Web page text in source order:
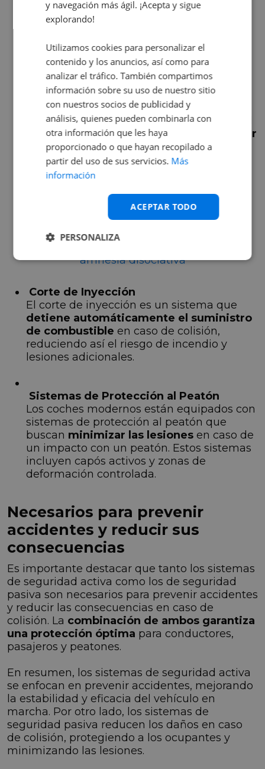
Airbags
Los airbags se inflan en caso de un golpe
significativo y
impacto
, protegiendo a los ocupantes del
vehículo. Asegúrate de que los airbags
estén en buen estado y revisa cualquier
indicador de fallos.
Sistemas de Retención Infantil (ISOFIX)
Los sistemas de retención infantil, como el
ISOFIX, son fundamentales para
garantizar
la seguridad de los más pequeños
coche. Asegúrate de utilizar una silla de
coche adecuada a su edad y peso,
instrucciones del fabricante.
Si quieres más sobre seguridad infantil,
amnesia disociativa
Corte de Inyección
El corte de inyección es un sistema que
detiene automáticamente el suministro
de combustible en caso de colisión,
reduciendo así el riesgo de incendio y
lesiones adicionales.
Sistemas de Protección al Peatón
Los coches modernos están equipados con
sistemas de protección al peatón que
buscan minimizar las lesiones en caso de
un impacto con un peatón. Estos sistemas
incluyen capós activos y zonas de
deformación controlada.
Necesarios para prevenir
accidentes y reducir sus
consecuencias
Es importante destacar que tanto los sistemas
de seguridad activa como los de seguridad
pasiva son necesarios para prevenir accidentes
y reducir las consecuencias en caso de
colisión. La combinación de ambos garantiza
una protección óptima para conductores,
pasajeros y peatones.
En resumen, los sistemas de seguridad activa
se enfocan en prevenir accidentes, mejorando
la estabilidad y eficacia del vehículo en
marcha. Por otro lado, los sistemas de
seguridad pasiva reducen los daños en caso
de colisión, protegiendo a los ocupantes y
minimizando las lesiones.
y navegación más ágil. ¡Acepta y sigue
explorando!
Utilizamos cookies para personalizar el
contenido y los anuncios, así como para
analizar el tráfico. También compartimos
información sobre su uso de nuestro sitio
con nuestros socios de publicidad y
análisis, quienes pueden combinarla con
otra información que les haya
proporcionado o que hayan recopilado a
partir del uso de sus servicios. Más
información
ACEPTAR TODO
PERSONALIZA